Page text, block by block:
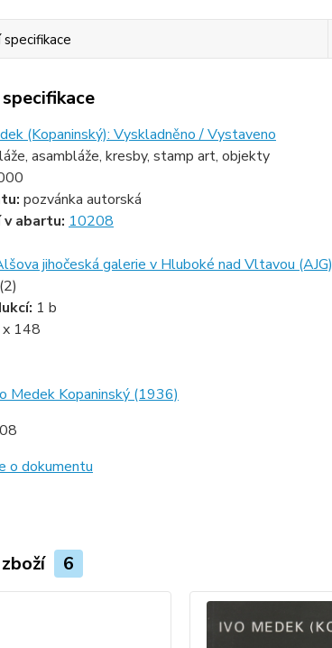
(Kopaninský): Vyskladněno / Vystaveno
asambláže, kresby, stamp art, objekty
pozvánka autorská
v abartu: 10208
jihočeská galerie v Hluboké nad Vltavou (AJG)
(2)
1 b
148
Medek Kopaninský (1936)
o dokumentu
6